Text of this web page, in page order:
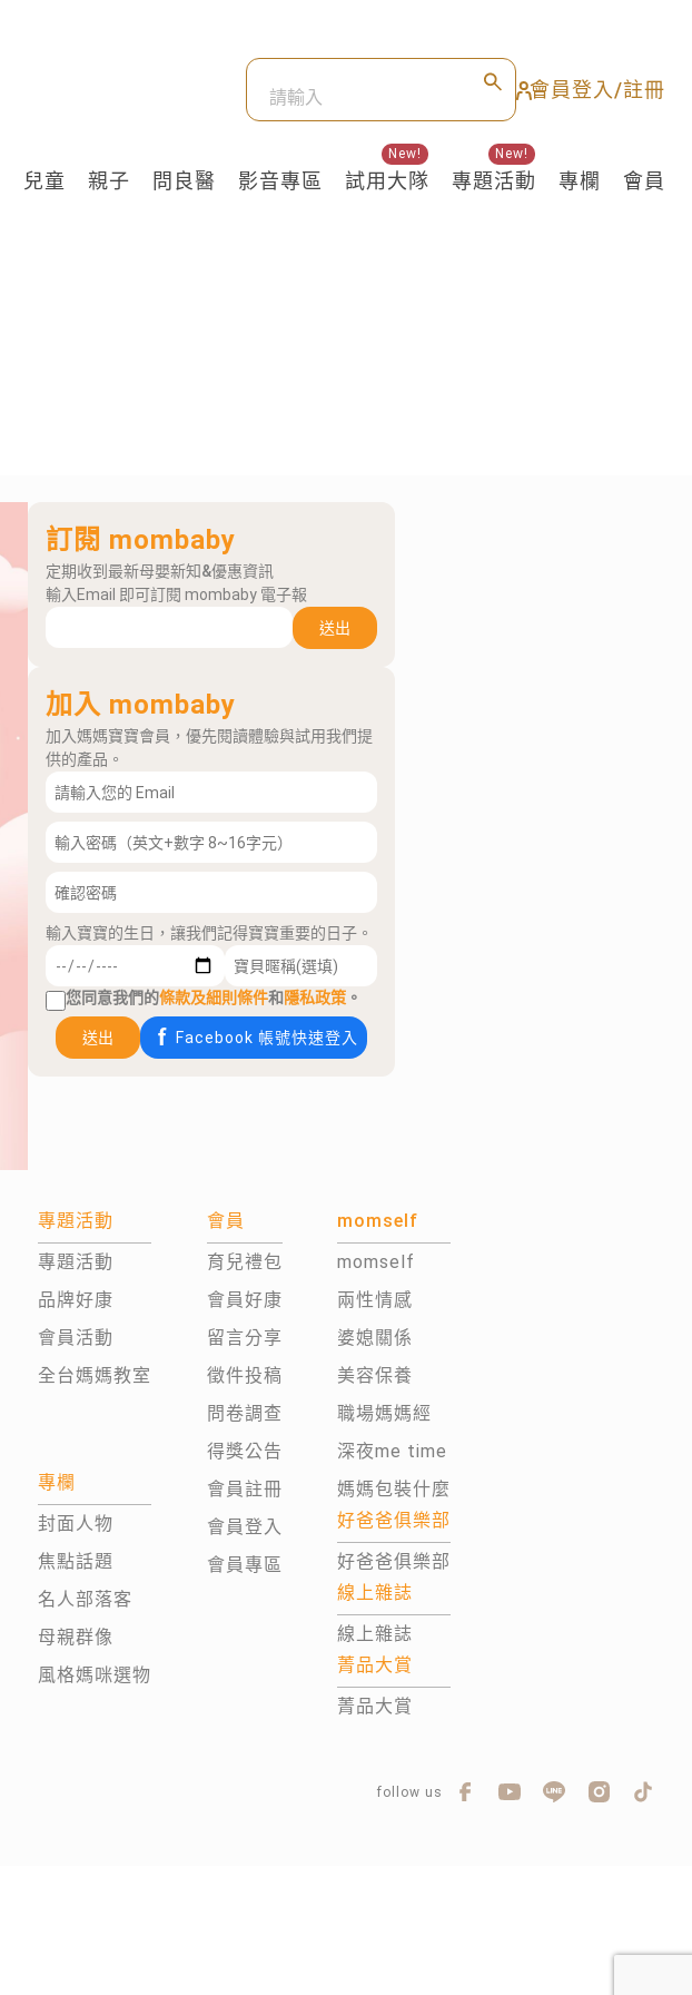
會員登入/註冊
兒童 親子 問良醫 影音專區 試用大隊
New!
專題活動
New!
專欄 會員
訂閱 mombaby
定期收到最新母嬰新知&優惠資訊
輸入Email 即可訂閱 mombaby 電子報
送出
加入 mombaby
加入媽媽寶寶會員，優先閱讀體驗與試用我們提
供的產品。
輸入寶寶的生日，讓我們記得寶寶重要的日子。
您同意我們的條款及細則條件和隱私政策 。
送出 Facebook 帳號快速登入
專題活動
專題活動
品牌好康
會員活動
全台媽媽教室
專欄
封面人物
焦點話題
名人部落客
母親群像
風格媽咪選物
會員
育兒禮包
會員好康
留言分享
徵件投稿
問卷調查
得獎公告
會員註冊
會員登入
會員專區
momself
momself
兩性情感
婆媳關係
美容保養
職場媽媽經
深夜me time
媽媽包裝什麼
好爸爸俱樂部
好爸爸俱樂部
線上雜誌
線上雜誌
菁品大賞
菁品大賞
follow us